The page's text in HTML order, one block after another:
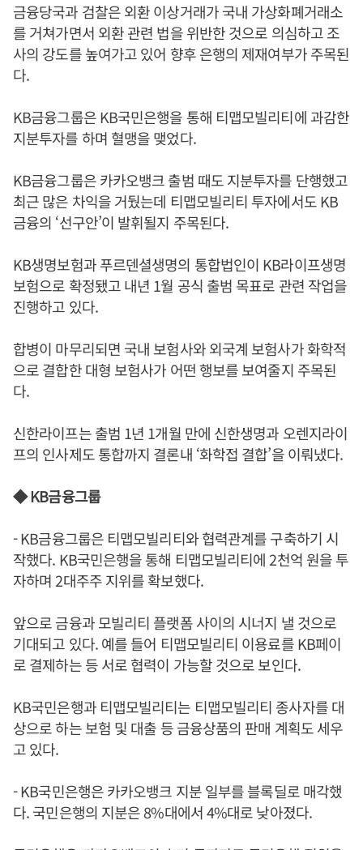
금융당국과 검찰은 외환 이상거래가 국내 가상화폐거래소
를 거쳐가면서 외환 관련 법을 위반한 것으로 의심하고 조
사의 강도를 높여가고 있어 향후 은행의 제재여부가 주목된
다.
KB금융그룹은 KB국민은행을 통해 티맵모빌리티에 과감한
지분투자를 하며 혈맹을 맺었다.
KB금융그룹은 카카오뱅크 출범 때도 지분투자를 단행했고
최근 많은 차익을 거뒀는데 티맵모빌리티 투자에서도 KB
금융의 ‘선구안’이 발휘될지 주목된다.
KB생명보험과 푸르덴셜생명의 통합법인이 KB라이프생명
보험으로 확정됐고 내년 1월 공식 출범 목표로 관련 작업을
진행하고 있다.
합병이 마무리되면 국내 보험사와 외국계 보험사가 화학적
으로 결합한 대형 보험사가 어떤 행보를 보여줄지 주목된
다.
신한라이프는 출범 1년 1개월 만에 신한생명과 오렌지라이
프의 인사제도 통합까지 결론내 ‘화학접 결합’을 이뤄냈다.
◆ KB금융그룹
- KB금융그룹은 티맵모빌리티와 협력관계를 구축하기 시
작했다. KB국민은행을 통해 티맵모빌리티에 2천억 원을 투
자하며 2대주주 지위를 확보했다.
앞으로 금융과 모빌리티 플랫폼 사이의 시너지 낼 것으로
기대되고 있다. 예를 들어 티맵모빌리티 이용료를 KB페이
로 결제하는 등 서로 협력이 가능할 것으로 보인다.
KB국민은행과 티맵모빌리티는 티맵모빌리티 종사자를 대
상으로 하는 보험 및 대출 등 금융상품의 판매 계획도 세우
고 있다.
- KB국민은행은 카카오뱅크 지분 일부를 블록딜로 매각했
다. 국민은행의 지분은 8%대에서 4%대로 낮아졌다.